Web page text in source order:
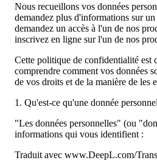
Nous recueillons vos données
demandez plus d'informations sur
demandez un accès à l'un de nos
inscrivez en ligne sur l'un de nos
Cette politique de confidentialité est
comprendre comment vos données
de vos droits et de la manière de les
1. Qu'est-ce qu'une donnée
"Les données personnelles" (ou
informations qui vous identifient :
Traduit avec www.DeepL.com/